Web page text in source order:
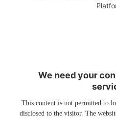
We need your
This content is not permitted to
disclosed to the visitor. The